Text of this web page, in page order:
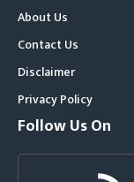
About Us
Contact Us
Disclaimer
Privacy Policy
Follow Us On